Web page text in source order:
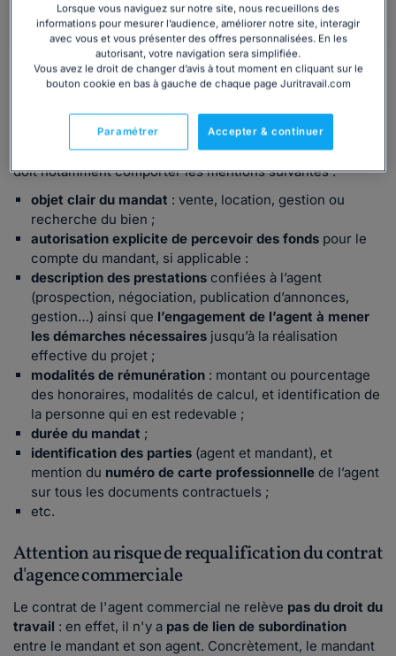
Télécharger
Contenu obligatoire du contrat d’agent
Le contrat d’agent immobilier (souvent appelémandat
immobilier) doit impérativement être établipar écrit
doit notamment comporter les mentions suivantes :
objet clair du mandat : vente, location, gestion ou
recherche du bien ;
autorisation explicite de percevoir des fonds pour le
compte du mandant, si applicable :
description des prestations confiées à l’agent
(prospection, négociation, publication d’annonces,
gestion…) ainsi que l’engagement de l’agent à mener
les démarches nécessaires jusqu’à la réalisation
effective du projet ;
modalités de rémunération : montant ou pourcentage
des honoraires, modalités de calcul, et identification de
la personne qui en est redevable ;
durée du mandat ;
identification des parties (agent et mandant), et
mention du numéro de carte professionnelle de l’agent
sur tous les documents contractuels ;
etc.
Attention au risque de requalification du contrat
d'agence commerciale
Le contrat de l'agent commercial ne relève pas du droit du
travail : en effet, il n'y a pas de lien de subordination
entre le mandant et son agent. Concrètement, le mandant
Lorsque vous naviguez sur notre site, nous recueillons des
informations pour mesurer l’audience, améliorer notre site, interagir
avec vous et vous présenter des offres personnalisées. En les
autorisant, votre navigation sera simplifiée.
Vous avez le droit de changer d’avis à tout moment en cliquant sur le
bouton cookie en bas à gauche de chaque page Juritravail.com
Accepter & continuer
Paramétrer